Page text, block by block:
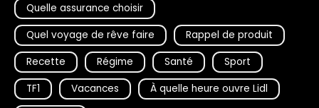
Quelle assurance choisir
Quel voyage de rêve faire
Rappel de produit
Recette
Régime Santé
Sport
TF1
Vacances À quelle heure ouvre Lidl